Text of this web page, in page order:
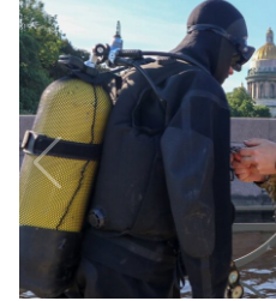
релизы
О
Metro
Стримы
Спецпроекты
Звезды
Выборы
2026
Скачай
Metro